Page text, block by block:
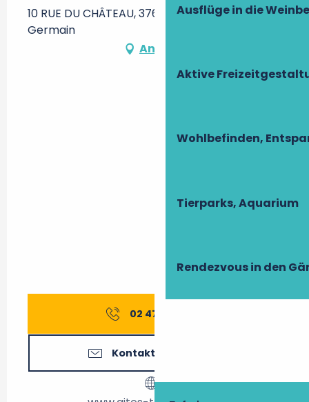
Ausflüge in die
Aktive
Wohlbefinden,
Tierparks, Aquarium
Rendezvous in den
10 RUE DU CHÂTEAU, 37600 Saint-Jean-Saint-
Germain
Anfahrt
02 47 27 56
Kontaktieren Sie uns